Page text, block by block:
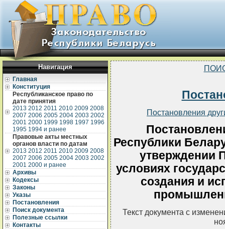
Навигация
Главная
Конституция
Республиканское право по
дате принятия
2013 2012 2011 2010 2009 2008
2007 2006 2005 2004 2003 2002
2001 2000 1999 1998 1997 1996
1995 1994 и ранее
Правовые акты местных
органов власти по датам
2013 2012 2011 2010 2009 2008
2007 2006 2005 2004 2003 2002
2001 2000 и ранее
Архивы
Кодексы
Законы
Указы
Постановления
Поиск документа
Полезные ссылки
Контакты
Постановления
Республики
утверждении
условиях
создания и
Текст документа с